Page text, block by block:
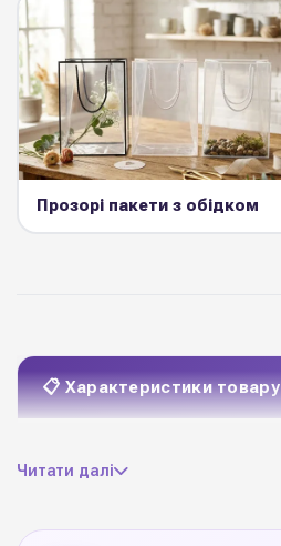
Прозорі пакети з обідком
📋 Характеристики товару
Читати далі